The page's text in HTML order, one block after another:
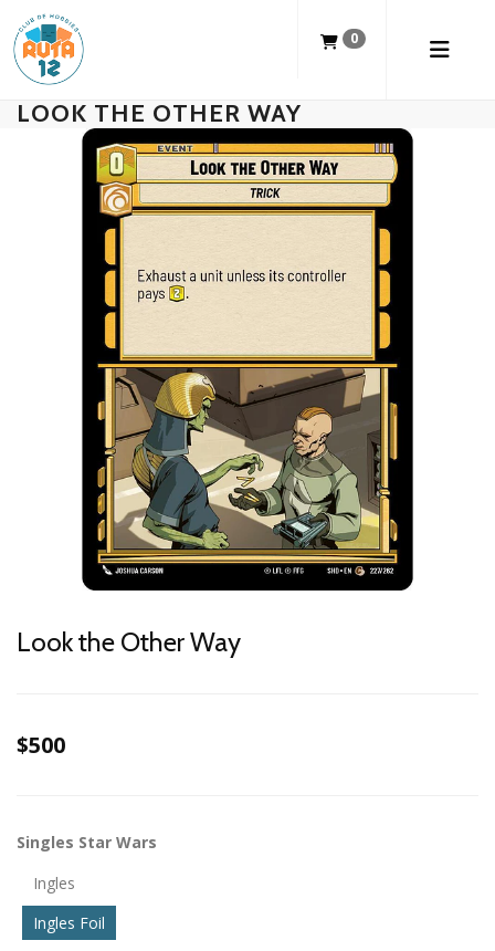
0
LOOK THE OTHER WAY
Look the Other Way
$500
Singles Star Wars
Ingles
Ingles Foil